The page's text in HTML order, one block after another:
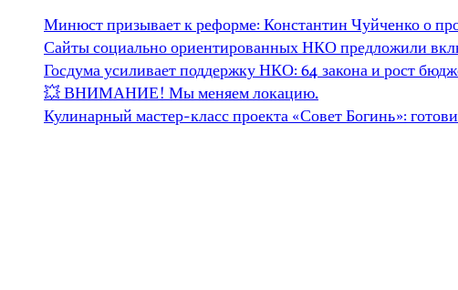
Минюст призывает к реформе: Константин Чуйченко о
Сайты социально ориентированных НКО предложили
Госдума усиливает поддержку НКО: 64 закона и рост
💥 ВНИМАНИЕ! Мы меняем локацию.
Кулинарный мастер-класс проекта «Совет Богинь»: